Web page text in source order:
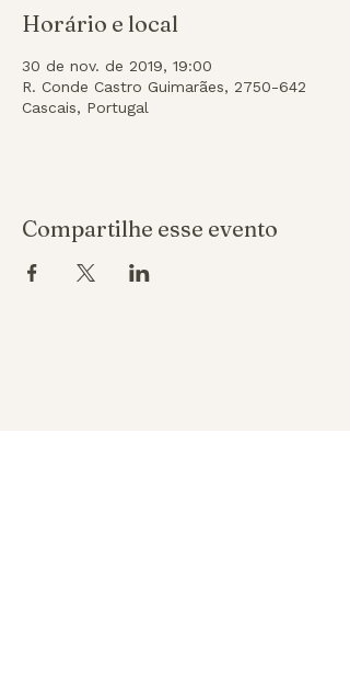
Horário e local
30 de nov. de 2019, 19:00
R. Conde Castro Guimarães, 2750-642
Cascais, Portugal
Compartilhe esse evento